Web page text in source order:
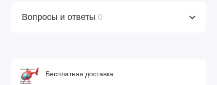
Вопросы и ответы 0
Бесплатная доставка